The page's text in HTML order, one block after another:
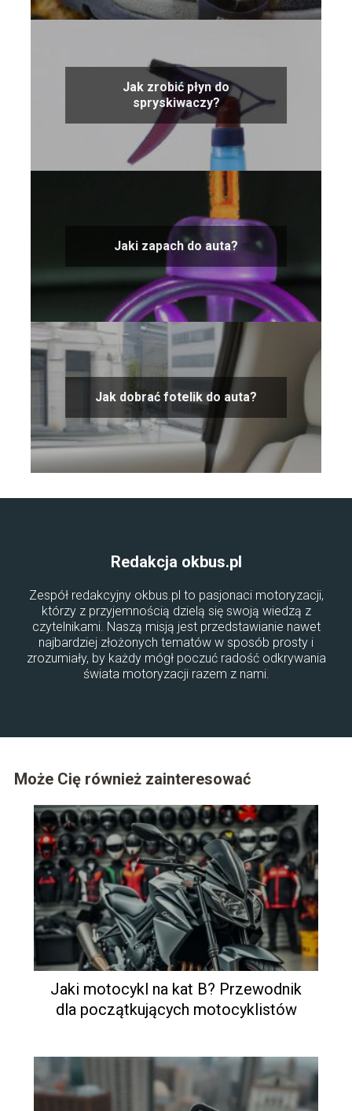
Jak zrobić płyn do
spryskiwaczy?
Jaki zapach do auta?
Jak dobrać fotelik do auta?
Redakcja okbus.pl
Zespół redakcyjny okbus.pl to pasjonaci motoryzacji,
którzy z przyjemnością dzielą się swoją wiedzą z
czytelnikami. Naszą misją jest przedstawianie nawet
najbardziej złożonych tematów w sposób prosty i
zrozumiały, by każdy mógł poczuć radość odkrywania
świata motoryzacji razem z nami.
Może Cię również zainteresować
Jaki motocykl na kat B? Przewodnik
dla początkujących motocyklistów